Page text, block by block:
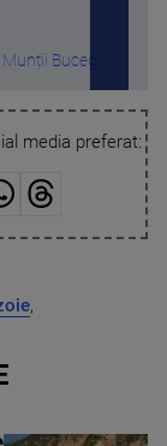
Bucegi.
media preferat:
,